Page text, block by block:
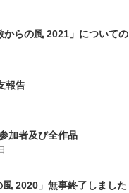
からの風 2021」についての
報告
加者及び全作品
風 2020」無事終了しました